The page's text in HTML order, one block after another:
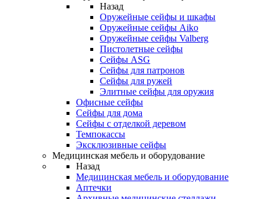
Назад
Оружейные сейфы и шкафы
Оружейные сейфы Aiko
Оружейные сейфы Valberg
Пистолетные сейфы
Сейфы ASG
Сейфы для патронов
Сейфы для ружей
Элитные сейфы для оружия
Офисные сейфы
Сейфы для дома
Сейфы с отделкой деревом
Темпокассы
Эксклюзивные сейфы
Медицинская мебель и оборудование
Назад
Медицинская мебель и оборудование
Аптечки